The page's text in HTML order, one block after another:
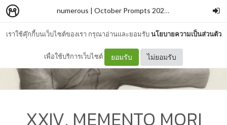
เราใช้คุ๊กกี้บนเว็บไซต์ของเรา กรุณาอ่านและยอมรับนโยบายความเป็นส่วนตัว
เพื่อใช้บริการเว็บไซต์ ยอมรับ ไม่ยอมรับ
numerous | October Prompts 2024– wallflowerblu
XXIV. MEMENTO MORI